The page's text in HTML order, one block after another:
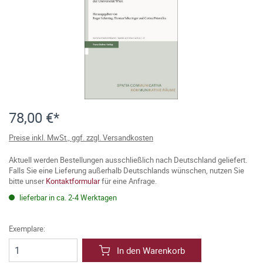
78,00 €*
Preise inkl. MwSt., ggf. zzgl. Versandkosten
Aktuell werden Bestellungen ausschließlich nach Deutschland geliefert.
Falls Sie eine Lieferung außerhalb Deutschlands wünschen, nutzen Sie
bitte unserKontaktformularfür eine Anfrage.
lieferbar in ca. 2-4 Werktagen
Exemplare:
In den Warenkorb